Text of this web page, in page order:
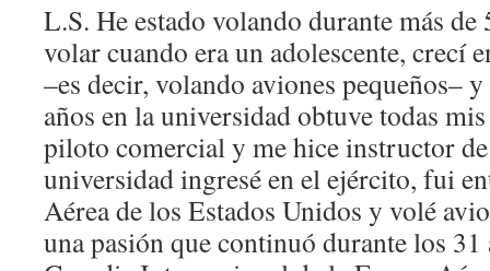
L.S. He estado volando durante más de
volar cuando era un adolescente, crecí
–es decir, volando aviones pequeños–
años en la universidad obtuve todas
piloto comercial y me hice instructor
universidad ingresé en el ejército, fui
Aérea de los Estados Unidos y volé
una pasión que continuó durante los 31